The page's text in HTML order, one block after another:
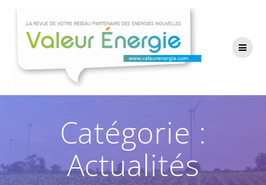
contenu
Catégorie :
Actualités